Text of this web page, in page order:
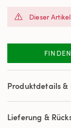
Sternen,
Bewertung.
Reviews.
Link
derselben
Dieser
Produktdetails &
Lieferung &